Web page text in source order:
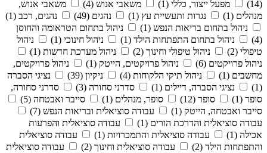
(14) מפעל ייצור, כללי (1) משאבי אנוש (4)
משאבי אנוש,
מנהלים (1)
נגרות ותעשיית עץ (1) נהגים (49)
נהגים, רכב (1)
ניהול בתחום בריאות הנפש (1)
ניהול בתחום הטראומה והחוסן
(4)
ניהול בתחום התפתחות הילד (1) ניהול חינוכי (1)
ניהול
טיפולי (2)
ניהול טיפולי וחינוך (2)
ניהול מערכת חדשות (1)
ניהול פרויקטים (6)
ניהול פרויקטים, הייטק (1)
ניהול פרויקטים,
מחשבים (1)
ניהול תיקי הלקוחות (4) ניקיון (39)
נציגי הסברה
(1)
נציגי הסברה, דיילים (1) סדרני סחורה (3)
סדרני סחורה,
סופר (1)
סופר (12) סופר, מנהלים (1)
סייבר ואבטחה (5)
סייבר ואבטחה, הייטק (1)
עבודה סוציאלית ובריאות הנפש (7)
עבודה סוציאלית והדרכת הורים (1)
עבודה סוציאלית והפרעות
אכילה (1)
עבודה סוציאלית והתמכרויות (1)
עבודה סוציאלית
והתפתחות הילד (2)
עבודה סוציאלית וחינוך (2)
עבודה סוציאלית